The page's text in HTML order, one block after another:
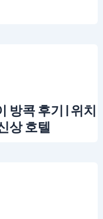
방콕 후기 | 위치
상 호텔